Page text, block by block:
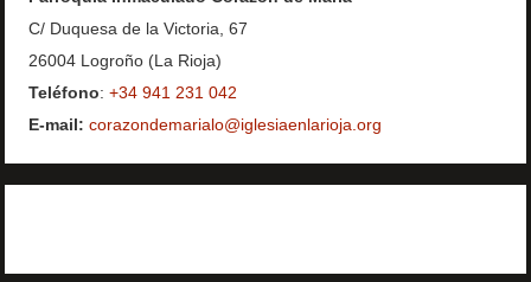
C/ Duquesa de la Victoria, 67
26004 Logroño (La Rioja)
Teléfono:+34 941 231 042
E-mail: corazondemarialo@iglesiaenlarioja.org